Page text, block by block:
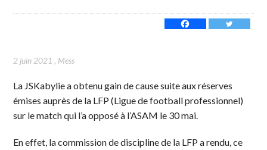
2 juin 2021 , Mess
La JSKabylie a obtenu gain de cause suite aux réserves
émises auprès de la LFP (Ligue de football professionnel)
sur le match qui l’a opposé à l’ASAM le 30 mai.
En effet, la commission de discipline de la LFP a rendu, ce